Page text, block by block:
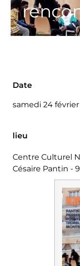
Date
samedi 24
lieu
Centre Culturel
Césaire Pantin -